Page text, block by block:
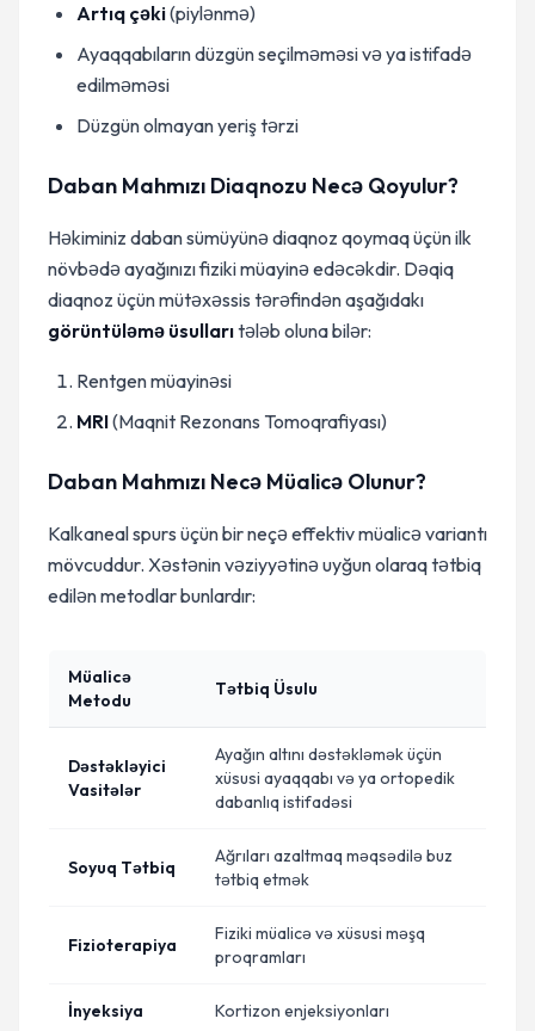
Artıq çəki(piylənmə)
Ayaqqabıların düzgün seçilməməsi və ya istifadə
edilməməsi
Düzgün olmayan yeriş tərzi
Daban Mahmızı Diaqnozu Necə Qoyulur?
Həkiminiz daban sümüyünə diaqnoz qoymaq üçün ilk
növbədə ayağınızı fiziki müayinə edəcəkdir. Dəqiq
diaqnoz üçün mütəxəssis tərəfindən aşağıdakı
görüntüləmə üsullarıtələb oluna bilər:
Rentgen müayinəsi
MRI(Maqnit Rezonans Tomoqrafiyası)
Daban Mahmızı Necə Müalicə Olunur?
Kalkaneal spurs üçün bir neçə effektiv müalicə variantı
mövcuddur. Xəstənin vəziyyətinə uyğun olaraq tətbiq
edilən metodlar bunlardır:
Müalicə
Metodu
Tətbiq Üsulu
Dəstəkləyici
Vasitələr
Ayağın altını dəstəkləmək üçün
xüsusi ayaqqabı və ya ortopedik
dabanlıq istifadəsi
Soyuq Tətbiq
Ağrıları azaltmaq məqsədilə buz
tətbiq etmək
Fizioterapiya
Fiziki müalicə və xüsusi məşq
proqramları
İnyeksiya Kortizon enjeksiyonları